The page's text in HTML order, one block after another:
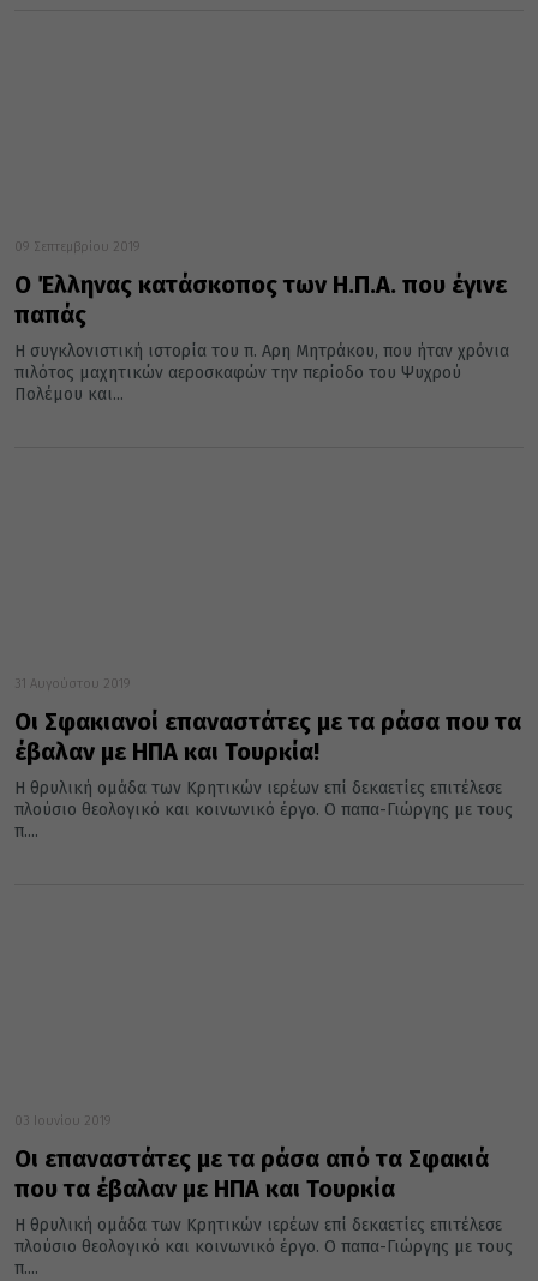
09 Σεπτεμβρίου 2019
Ο Έλληνας κατάσκοπος των Η.Π.Α. που έγινε
παπάς
Η συγκλονιστική ιστορία του π. Αρη Μητράκου, που ήταν χρόνια
πιλότος μαχητικών αεροσκαφών την περίοδο του Ψυχρού
Πολέμου και...
31 Αυγούστου 2019
Οι Σφακιανοί επαναστάτες με τα ράσα που τα
έβαλαν με ΗΠΑ και Τουρκία!
Η θρυλική ομάδα των Κρητικών ιερέων επί δεκαετίες επιτέλεσε
πλούσιο θεολογικό και κοινωνικό έργο. Ο παπα-Γιώργης με τους
π....
03 Ιουνίου 2019
Οι επαναστάτες με τα ράσα από τα Σφακιά
που τα έβαλαν με ΗΠΑ και Τουρκία
Η θρυλική ομάδα των Κρητικών ιερέων επί δεκαετίες επιτέλεσε
πλούσιο θεολογικό και κοινωνικό έργο. Ο παπα-Γιώργης με τους
π....